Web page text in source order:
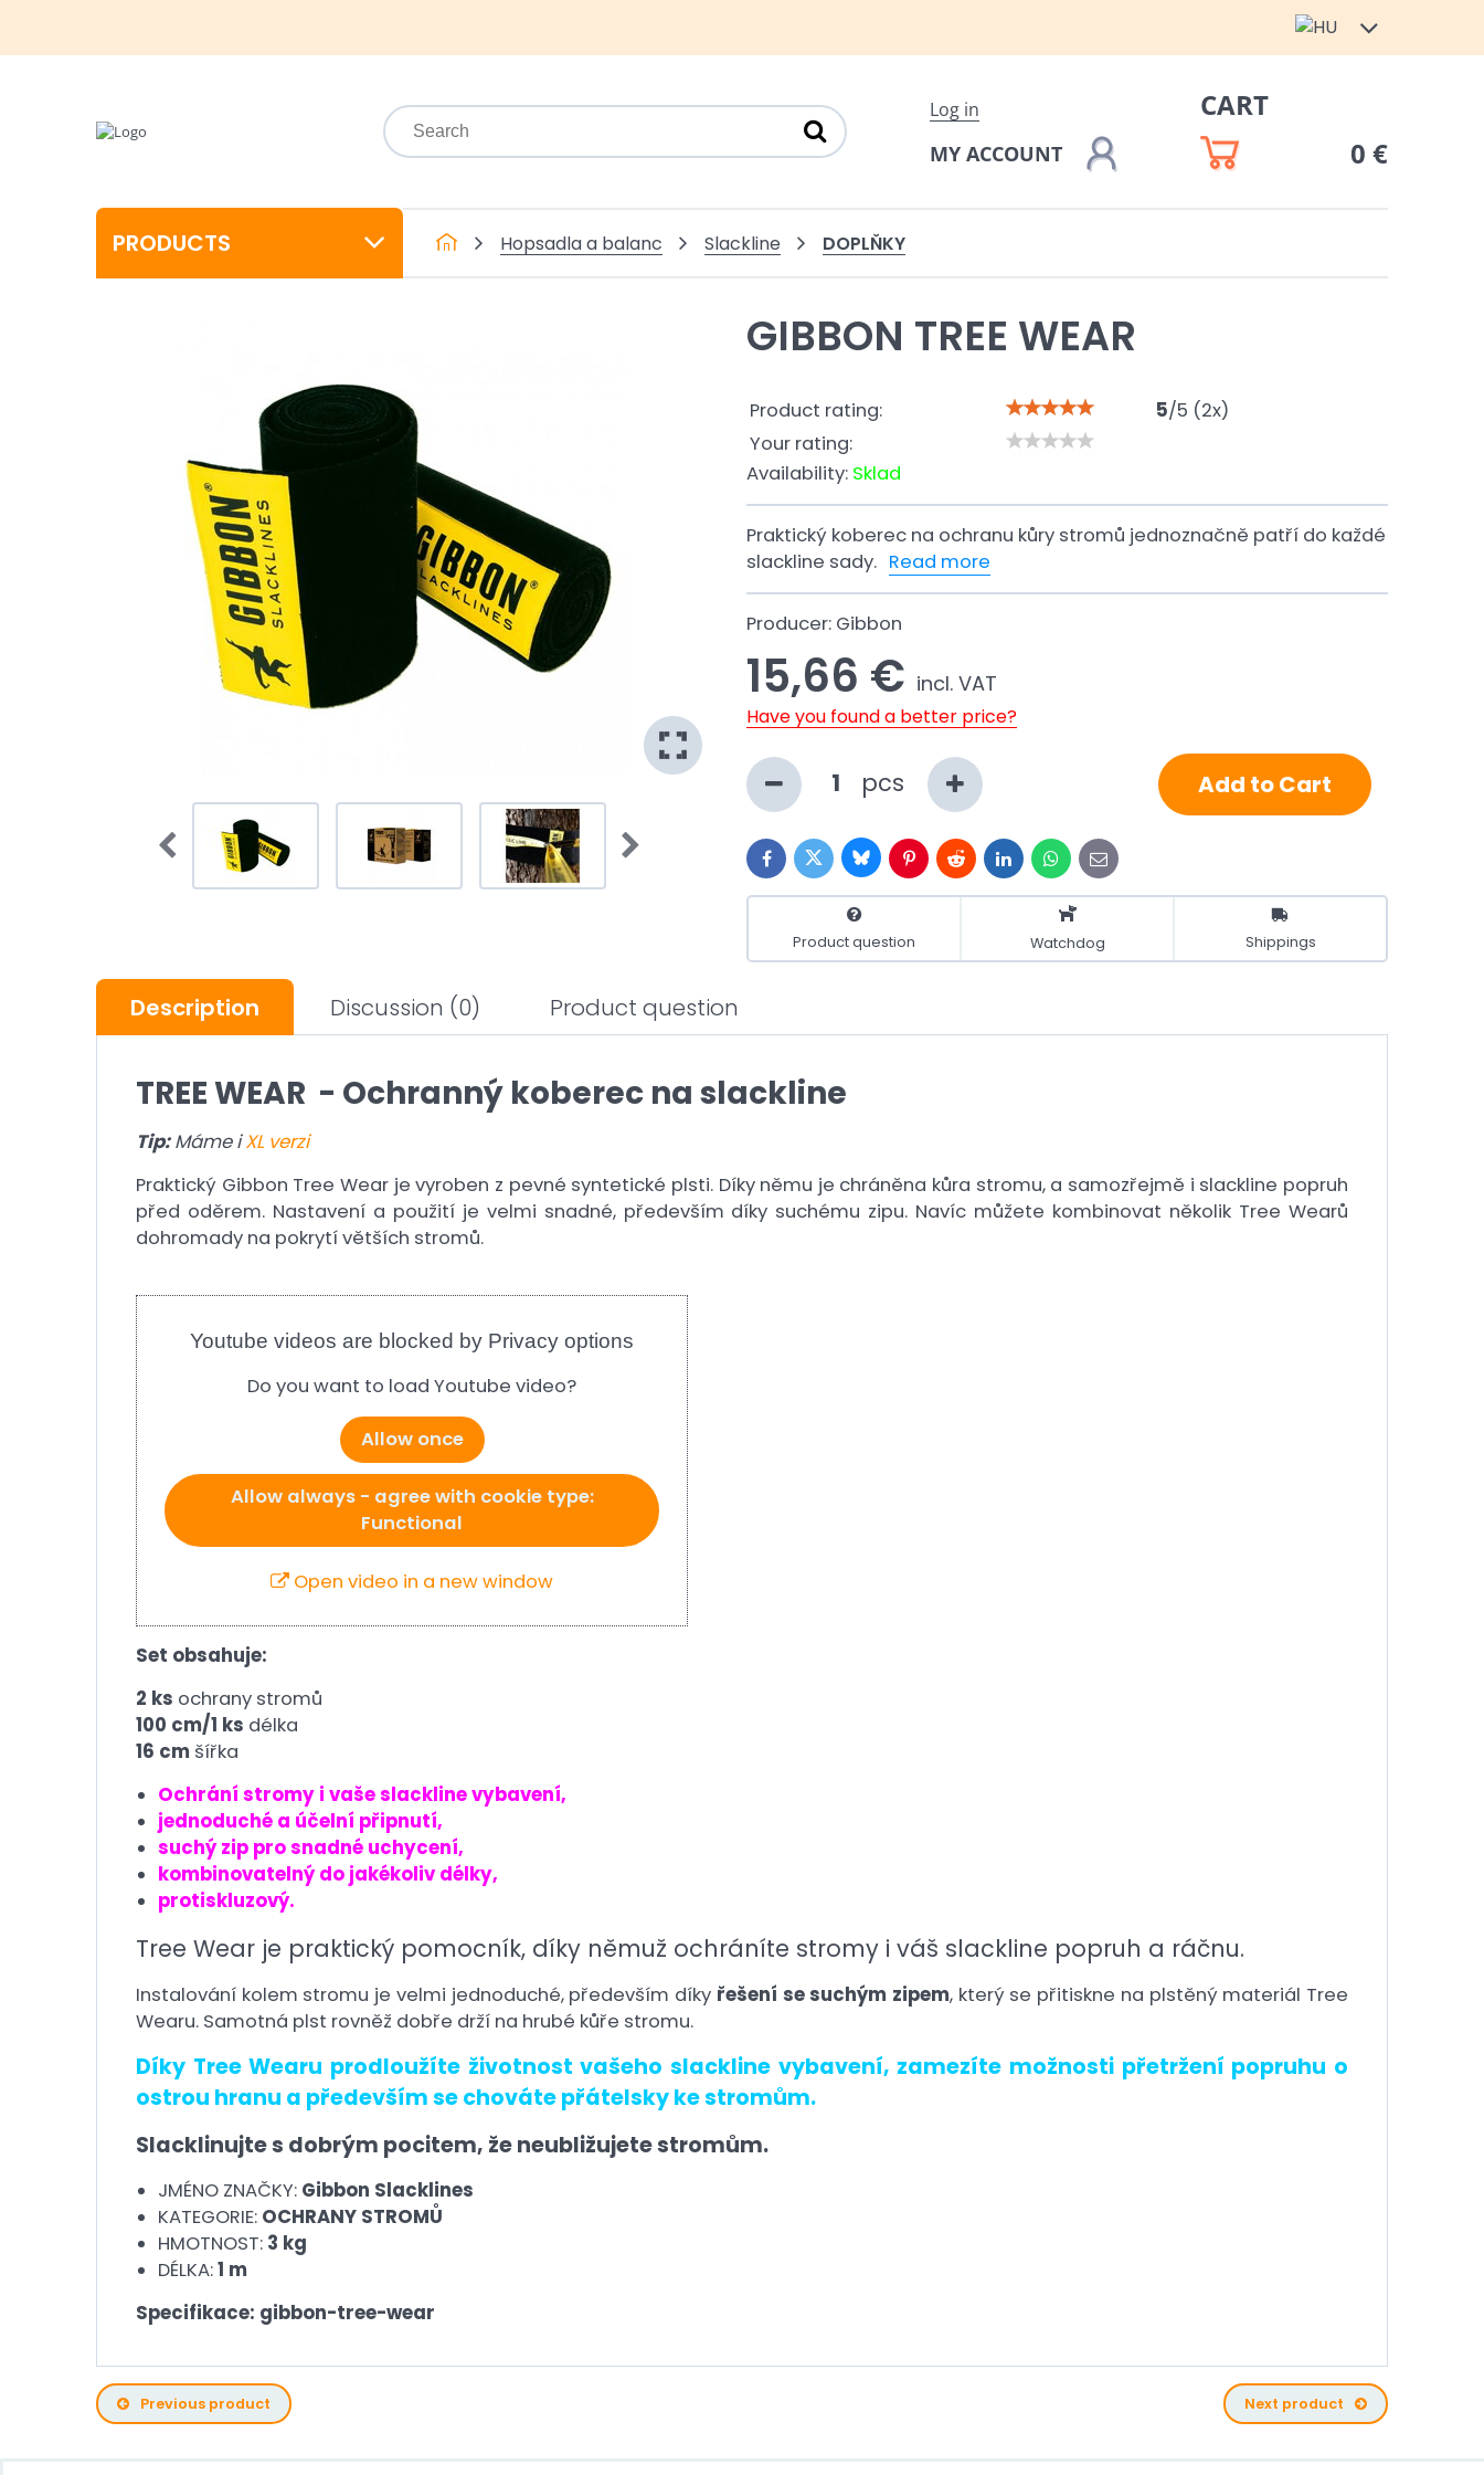
Log in
MY ACCOUNT
CART
0 €
PRODUCTS Hopsadla a balanc Slackline DOPLŇKY
GIBBON TREE WEAR
Product rating: 5/5 (2x)
Your rating:
Availability: Sklad
Praktický koberec na ochranu kůry stromů jednoznačně patří do každé
slackline sady. Read more
Producer: Gibbon
15,66 € incl. VAT
Have you found a better price?
pcs Add to Cart
FacebookTwitterBlueskyPinterestRedditLinkedInWhatsApp
E-
mail
Product question Watchdog Shippings
Description Discussion (0) Product question
TREE WEAR - Ochranný koberec na slackline
Tip:Máme iXL verzi
Praktický Gibbon Tree Wear je vyroben z pevné syntetické plsti. Díky němu je chráněna kůra stromu, a samozřejmě i slackline popruh
před oděrem. Nastavení a použití je velmi snadné, především díky suchému zipu. Navíc můžete kombinovat několik Tree Wearů
dohromady na pokrytí větších stromů.
Youtube videos are blocked by Privacy options
Do you want to load Youtube video?
Allow once
Allow always - agree with cookie type:
Functional
Open video in a new window
Set obsahuje:
2 ks ochrany stromů
100 cm/1 ks délka
16 cm šířka
Ochrání stromy i vaše slackline vybavení,
jednoduché a účelní připnutí,
suchý zip pro snadné uchycení,
kombinovatelný do jakékoliv délky,
protiskluzový.
Tree Wear je praktický pomocník, díky němuž ochráníte stromy i váš slackline popruh a ráčnu.
Instalování kolem stromu je velmi jednoduché, především díky řešení se suchým zipem, který se přitiskne na plstěný materiál Tree
Wearu. Samotná plst rovněž dobře drží na hrubé kůře stromu.
Díky Tree Wearu prodloužíte životnost vašeho slackline vybavení, zamezíte možnosti přetržení popruhu o
ostrou hranu a především se chováte přátelsky ke stromům.
Slacklinujte s dobrým pocitem, že neubližujete stromům.
JMÉNO ZNAČKY: Gibbon Slacklines
KATEGORIE: OCHRANY STROMŮ
HMOTNOST: 3 kg
DÉLKA:1 m
Specifikace: gibbon-tree-wear
Previous product Next product